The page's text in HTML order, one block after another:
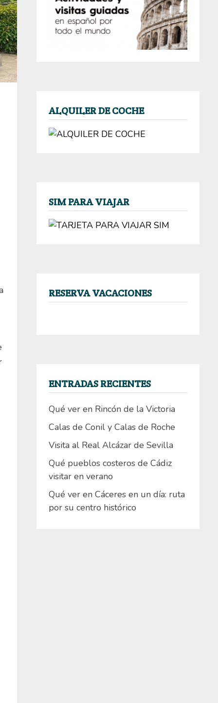
ALQUILER DE COCHE
SIM PARA VIAJAR
RESERVA VACACIONES
ENTRADAS RECIENTES
Qué ver en Rincón de la Victoria
Calas de Conil y Calas de Roche
Visita al Real Alcázar de Sevilla
Qué pueblos costeros de Cádiz
visitar en verano
Qué ver en Cáceres en un día: ruta
por su centro histórico